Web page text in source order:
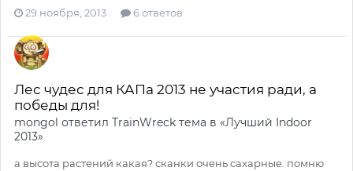
29 ноября, 2013 6 ответов
Лес чудес для КАПа 2013 не участия ради, а
победы для!
mongol ответил TrainWreck тема в «Лучший Indoor
2013»
а высота растений какая? сканки очень сахарные. помню